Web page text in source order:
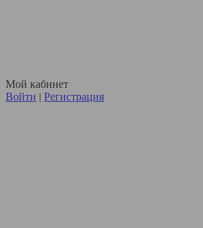
Мой кабинет
Войти | Регистрация